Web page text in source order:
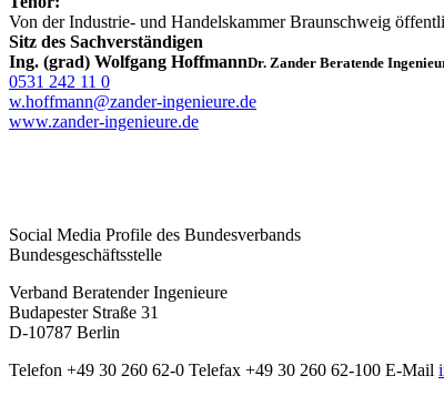
Von der Industrie- und Handelskammer Braunschweig
Sitz des Sachverständigen
Ing. (grad) Wolfgang HoffmannDr. Zander Beratende
0531 242 11 0
w.hoffmann@zander-ingenieure.de
www.zander-ingenieure.de
Social Media Profile des Bundesverbands
Bundesgeschäftsstelle
Verband Beratender Ingenieure
Budapester Straße 31
D-10787 Berlin
Telefon +49 30 260 62-0 Telefax +49 30 260 62-100 E-Mail